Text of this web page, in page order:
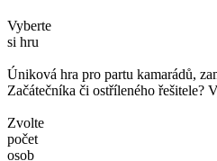
Vyberte
si hru
Úniková hra pro partu kamarádů,
Začátečníka či ostříleného řešitele?
Zvolte
počet
osob